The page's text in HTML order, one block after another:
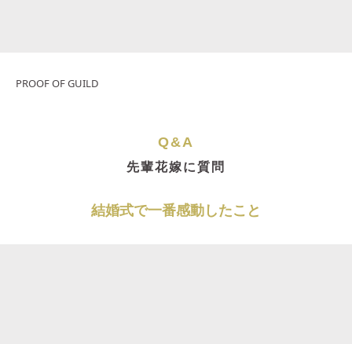
PROOF OF GUILD
Q&A
先輩花嫁に質問
結婚式で一番感動したこと